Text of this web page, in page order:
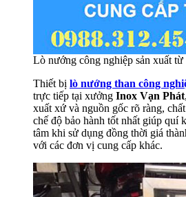
Lò nướng công nghiệp sản xuất
Thiết bị lò nướng than công
trực tiếp tại xưởng Inox Vạn Phát
xuất xứ và nguồn gốc rõ ràng,
chế độ bảo hành tốt nhất giúp quí
tâm khi sử dụng đồng thời giá
với các đơn vị cung cấp khác.